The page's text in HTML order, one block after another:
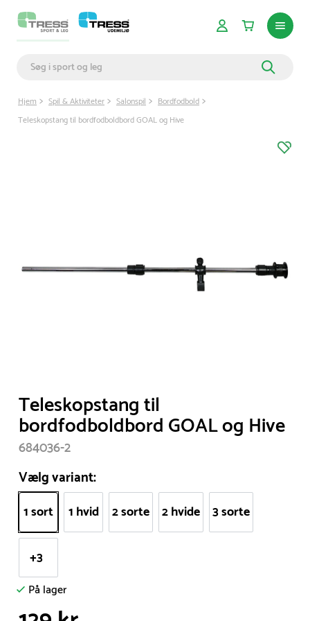
Hjem Spil & Aktiviteter Salonspil
Bordfodbold
Teleskopstang til bordfodboldbord GOAL og Hive
of
1
Teleskopstang til
bordfodboldbord GOAL og Hive
684036-2
Vælg variant:
1 sort 1 hvid 2 sorte 2 hvide 3 sorte
+3
På lager